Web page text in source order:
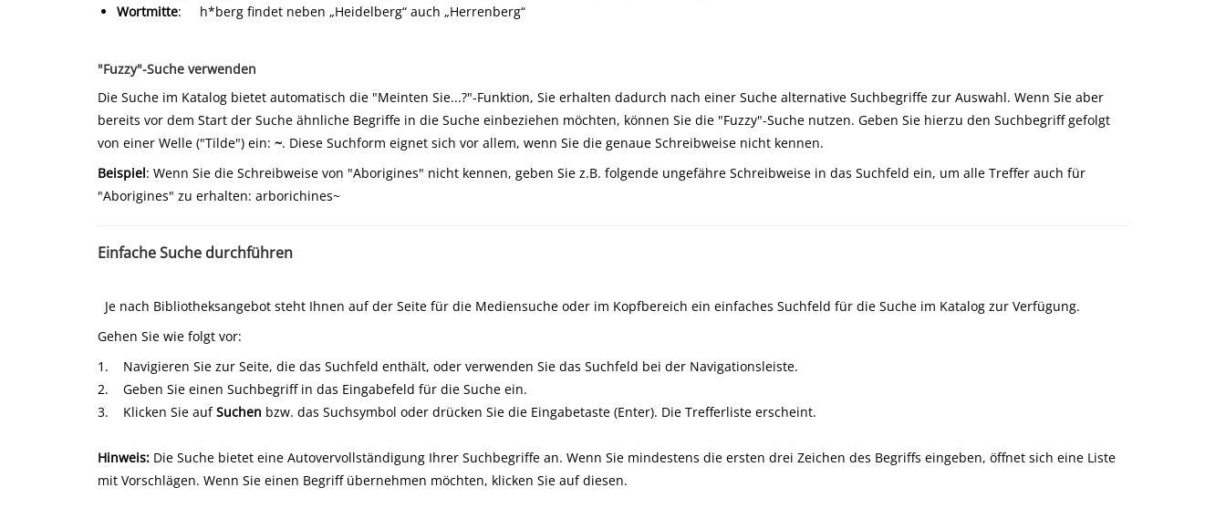
Wortmitte: h*berg findet neben „Heidelberg“ auch „Herrenberg“
"Fuzzy"-Suche verwenden
Die Suche im Katalog bietet automatisch die "Meinten Sie...?"-Funktion, Sie erhalten dadurch nach einer Suche alternative Suchbegriffe zur Auswahl. Wenn Sie aber
bereits vor dem Start der Suche ähnliche Begriffe in die Suche einbeziehen möchten, können Sie die "Fuzzy"-Suche nutzen. Geben Sie hierzu den Suchbegriff gefolgt
von einer Welle ("Tilde") ein: ~. Diese Suchform eignet sich vor allem, wenn Sie die genaue Schreibweise nicht kennen.
Beispiel: Wenn Sie die Schreibweise von "Aborigines" nicht kennen, geben Sie z.B. folgende ungefähre Schreibweise in das Suchfeld ein, um alle Treffer auch für
"Aborigines" zu erhalten: arborichines~
Einfache Suche durchführen
Je nach Bibliotheksangebot steht Ihnen auf der Seite für die Mediensuche oder im Kopfbereich ein einfaches Suchfeld für die Suche im Katalog zur Verfügung.
Gehen Sie wie folgt vor:
1. Navigieren Sie zur Seite, die das Suchfeld enthält, oder verwenden Sie das Suchfeld bei der Navigationsleiste.
2. Geben Sie einen Suchbegriff in das Eingabefeld für die Suche ein.
3. Klicken Sie aufSuchen bzw. das Suchsymbol oder drücken Sie die Eingabetaste (Enter). Die Trefferliste erscheint.
Hinweis: Die Suche bietet eine Autovervollständigung Ihrer Suchbegriffe an. Wenn Sie mindestens die ersten drei Zeichen des Begriffs eingeben, öffnet sich eine Liste
mit Vorschlägen. Wenn Sie einen Begriff übernehmen möchten, klicken Sie auf diesen.